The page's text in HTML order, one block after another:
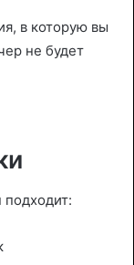
в которую вы
не будет